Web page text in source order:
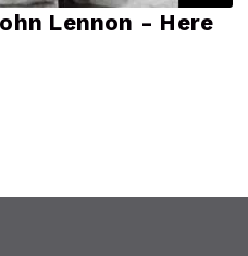
Lennon - Here